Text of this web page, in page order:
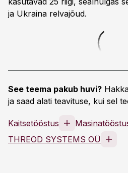
ja Ukraina relvajõud.
See teema pakub huvi?
ja saad alati teavituse, kui sel
Kaitsetööstus
THREOD SYSTEMS OÜ